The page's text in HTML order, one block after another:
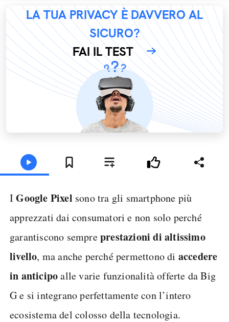
LA TUA PRIVACY È DAVVERO AL
SICURO?
FAI IL TEST
IGoogle Pixel sono tra gli smartphone più
apprezzati dai consumatori e non solo perché
garantiscono sempreprestazioni di altissimo
livello, ma anche perché permettono di accedere
in anticipoalle varie funzionalità offerte da Big
G e si integrano perfettamente con l’intero
ecosistema del colosso della tecnologia.